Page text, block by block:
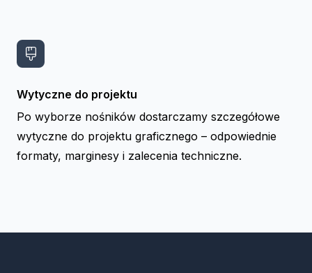
Wytyczne do projektu
Po wyborze nośników dostarczamy szczegółowe
wytyczne do projektu graficznego – odpowiednie
formaty, marginesy i zalecenia techniczne.